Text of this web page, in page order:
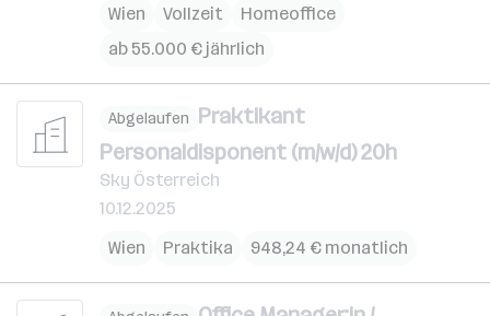
Wien
Vollzeit
Homeoffice
ab 55.000 € jährlich
Abgelaufen Praktikant
Personaldisponent (m/w/d) 20h
Sky Österreich
10.12.2025
Wien
Praktika 948,24 € monatlich